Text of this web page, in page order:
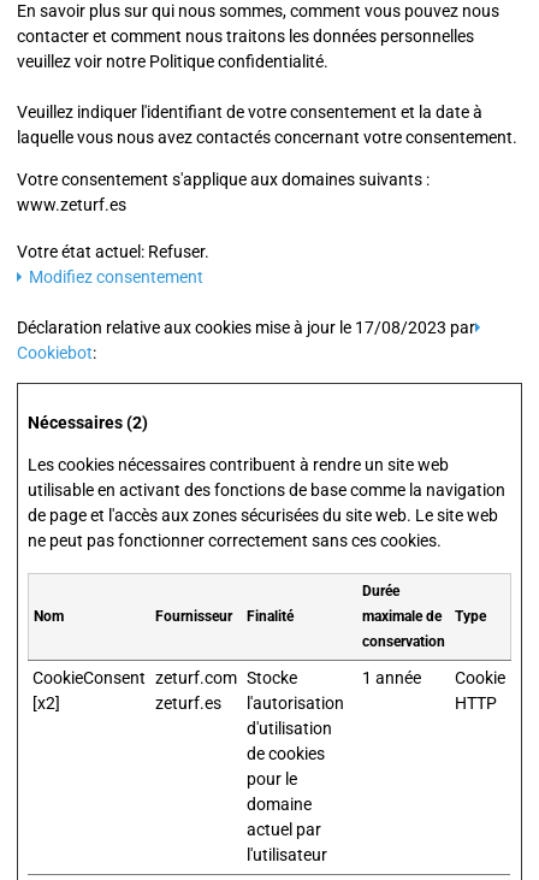
En savoir plus sur qui nous sommes, comment vous pouvez nous
contacter et comment nous traitons les données personnelles
veuillez voir notre Politique confidentialité.
Veuillez indiquer l'identifiant de votre consentement et la date à
laquelle vous nous avez contactés concernant votre consentement.
Votre consentement s'applique aux domaines suivants :
www.zeturf.es
Votre état ​​actuel: Refuser.
Modifiez consentement
Déclaration relative aux cookies mise à jour le 17/08/2023 par
Cookiebot:
Nécessaires (2)
Les cookies nécessaires contribuent à rendre un site web
utilisable en activant des fonctions de base comme la navigation
de page et l'accès aux zones sécurisées du site web. Le site web
ne peut pas fonctionner correctement sans ces cookies.
Nom Fournisseur Finalité
Durée
maximale de
conservation
Type
CookieConsent
[x2]
zeturf.com
zeturf.es
Stocke
l'autorisation
d'utilisation
de cookies
pour le
domaine
actuel par
l'utilisateur
1 année
Cookie
HTTP